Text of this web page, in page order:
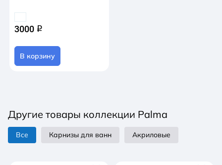
3000 q
В корзину
Другие товары коллекции Palma
Все Карнизы для ванн Акриловые